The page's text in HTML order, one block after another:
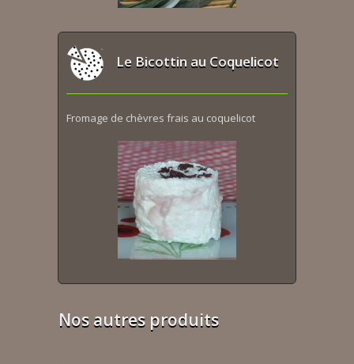
Le Bicottin au Coquelicot
Fromage de chèvres frais au coquelicot
Nos autres produits